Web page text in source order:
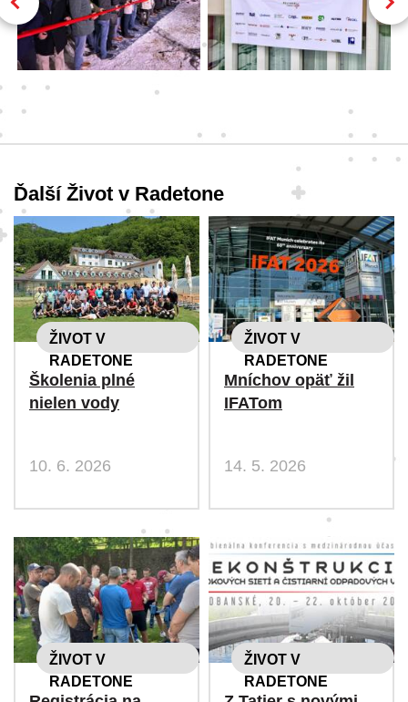
Ďalší Život v Radetone
ŽIVOT V
RADETONE
Školenia plné
nielen vody
10. 6. 2026
ŽIVOT V
RADETONE
Mníchov opäť žil
IFATom
14. 5. 2026
ŽIVOT V
RADETONE
ŽIVOT V
RADETONE